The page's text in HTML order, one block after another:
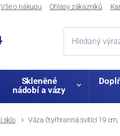
Vše o nákupu Ohlasy zákazníků
Skleněné
nádobí a vázy
sklo Váza čtyřhranná svítící 19